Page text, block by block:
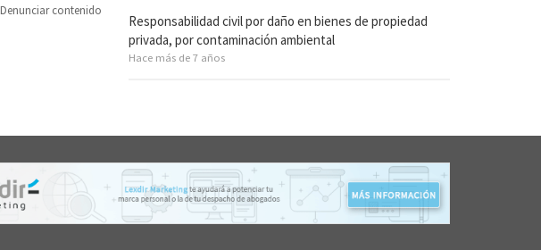
Denunciar contenido
Responsabilidad civil por daño en bienes de propiedad
privada, por contaminación ambiental
Hace más de 7 años